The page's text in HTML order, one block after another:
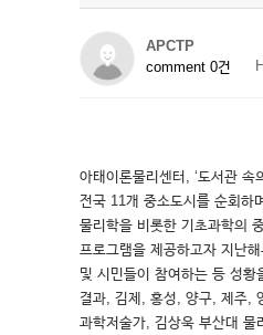
APCTP
comment 0건
아태이론물리센터, ‘도서관
전국 11개 중소도시를 순회하
물리학을 비롯한 기초과학의
프로그램을 제공하고자 지난
및 시민들이 참여하는 등 성
결과, 김제, 홍성, 양구, 제주,
과학저술가, 김상욱 부산대